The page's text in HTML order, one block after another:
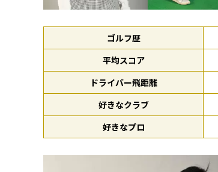
ゴルフ歴
平均スコア
ドライバー飛距離
好きなクラブ
好きなプロ